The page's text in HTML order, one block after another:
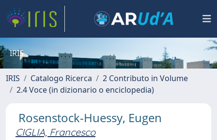
IRIS
IRIS Catalogo Ricerca
2 Contributo in Volume
2.4 Voce (in dizionario o enciclopedia)
Rosenstock-Huessy, Eugen
CIGLIA, Francesco